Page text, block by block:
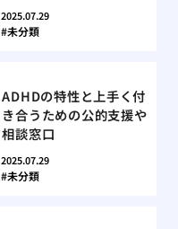
2025.07.29
未分類
ADHDの特性と上手く付
き合うための公的支援や
相談窓口
2025.07.29
未分類